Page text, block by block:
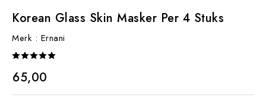
Korean Glass Skin Masker Per 4 Stuks
Merk : Ernani
€ 65,00